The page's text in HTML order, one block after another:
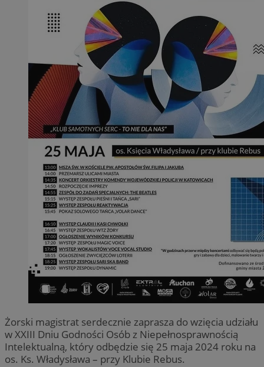
Żorski magistrat serdecznie zaprasza do wzięcia udziału
w XXIII Dniu Godności Osób z Niepełnosprawnością
Intelektualną, który odbędzie się 25 maja 2024 roku na
os. Ks. Władysława – przy Klubie Rebus.